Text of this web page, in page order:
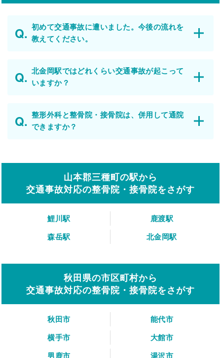
初めて交通事故に遭いました。今後の流れを
教えてください。
北金岡駅ではどれくらい交通事故が起こって
いますか？
整形外科と整骨院・接骨院は、併用して通院
できますか？
山本郡三種町の駅から
交通事故対応の整骨院・接骨院をさがす
鯉川駅
鹿渡駅
森岳駅
北金岡駅
秋田県の市区町村から
交通事故対応の整骨院・接骨院をさがす
秋田市
能代市
横手市
大館市
男鹿市
湯沢市